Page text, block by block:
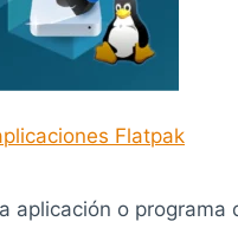
Flatpak
aplicación o programa